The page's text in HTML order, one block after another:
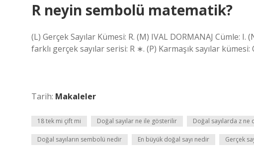
R neyin sembolü matematik?
(L) Gerçek Sayılar Kümesi: R. (M) IVAL DORMANAJ Cümle:
farklı gerçek sayılar serisi: R ∗. (P) Karmaşık sayılar kümesi:
Tarih: Makaleler
18 tek mi çift mi Doğal sayılar ne ile gösterilir Doğal sayılarda z ne
Doğal sayıların sembolü nedir En büyük doğal sayı nedir Gerçek